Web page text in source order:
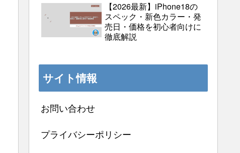
【2026最新】iPhone18の
スペック・新色カラー・発
売日・価格を初心者向けに
徹底解説
サイト情報
お問い合わせ
プライバシーポリシー